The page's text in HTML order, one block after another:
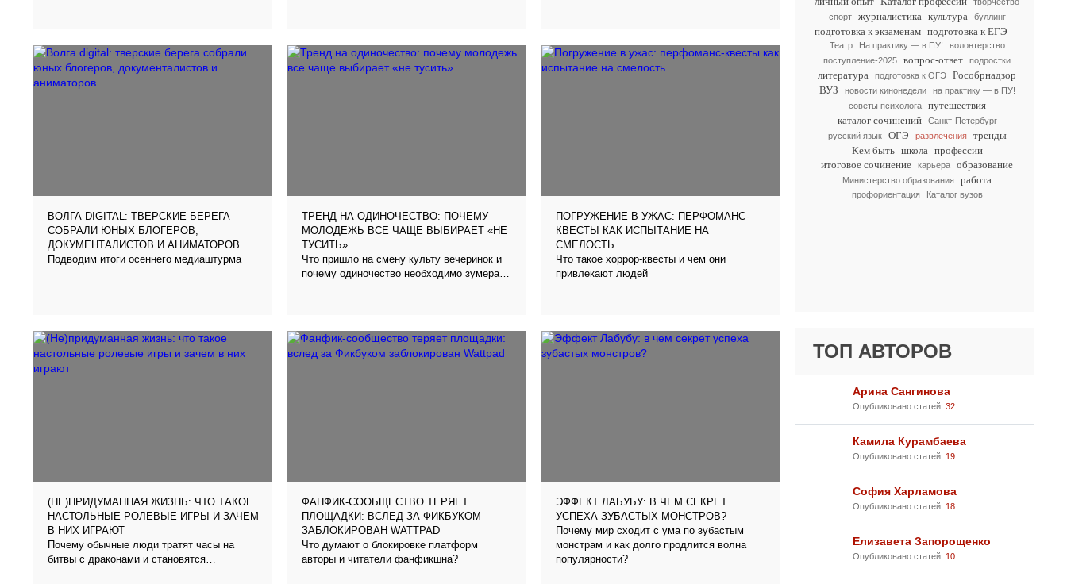
спорт
журналистика культура буллинг
подготовка к экзаменам подготовка к ЕГЭ
Театр На практику — в ПУ!
волонтерство
поступление-2025
вопрос-ответ подростки
литература подготовка к ОГЭ
Рособрнадзор
ВУЗ
новости кинонедели
на практику — в ПУ!
советы психолога
путешествия
каталог сочинений
Санкт-Петербург
русский язык
ОГЭ развлечения
тренды
Кем быть школа профессии
итоговое сочинение
карьера образование
Министерство образования работа
профориентация Каталог вузов
ТОП АВТОРОВ
Арина Сангинова
Опубликовано статей: 32
Камила Курамбаева
Опубликовано статей: 19
София Харламова
Опубликовано статей: 18
Елизавета Запорощенко
Опубликовано статей: 10
ВОЛГА DIGITAL: ТВЕРСКИЕ БЕРЕГА
СОБРАЛИ ЮНЫХ БЛОГЕРОВ,
ДОКУМЕНТАЛИСТОВ И АНИМАТОРОВ
Подводим итоги осеннего медиаштурма
ТРЕНД НА ОДИНОЧЕСТВО: ПОЧЕМУ
МОЛОДЕЖЬ ВСЕ ЧАЩЕ ВЫБИРАЕТ «НЕ
ТУСИТЬ»
Что пришло на смену культу вечеринок и
почему одиночество необходимо зумерам?
ПОГРУЖЕНИЕ В УЖАС: ПЕРФОМАНС-
КВЕСТЫ КАК ИСПЫТАНИЕ НА
СМЕЛОСТЬ
Что такое хоррор-квесты и чем они
привлекают людей
(НЕ)ПРИДУМАННАЯ ЖИЗНЬ: ЧТО ТАКОЕ
НАСТОЛЬНЫЕ РОЛЕВЫЕ ИГРЫ И ЗАЧЕМ
В НИХ ИГРАЮТ
Почему обычные люди тратят часы на
битвы с драконами и становятся
ФАНФИК-СООБЩЕСТВО ТЕРЯЕТ
ПЛОЩАДКИ: ВСЛЕД ЗА ФИКБУКОМ
ЗАБЛОКИРОВАН WATTPAD
Что думают о блокировке платформ
авторы и читатели фанфикшна?
ЭФФЕКТ ЛАБУБУ: В ЧЕМ СЕКРЕТ
УСПЕХА ЗУБАСТЫХ МОНСТРОВ?
Почему мир сходит с ума по зубастым
монстрам и как долго продлится волна
популярности?